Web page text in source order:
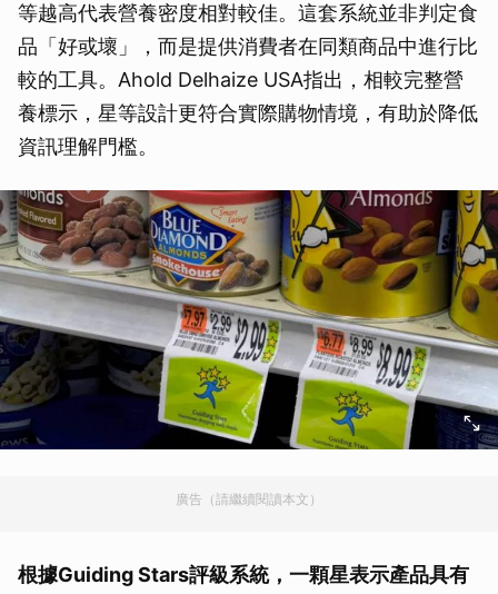
等越高代表營養密度相對較佳。這套系統並非判定食
品「好或壞」，而是提供消費者在同類商品中進行比
較的工具。Ahold Delhaize USA指出，相較完整營
養標示，星等設計更符合實際購物情境，有助於降低
資訊理解門檻。
廣告（請繼續閱讀本文）
根據Guiding Stars評級系統，一顆星表示產品具有